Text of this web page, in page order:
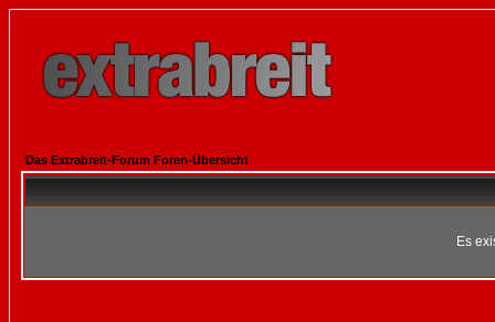
Das Extrabreit-Forum Foren-Übersicht
Es